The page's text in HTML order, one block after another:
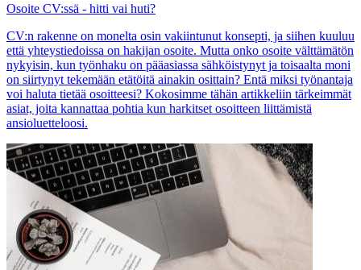
Osoite CV:ssä - hitti vai huti?
CV:n rakenne on monelta osin vakiintunut konsepti, ja siihen kuuluu
että yhteystiedoissa on hakijan osoite. Mutta onko osoite välttämätön
nykyisin, kun työnhaku on pääasiassa sähköistynyt ja toisaalta moni
on siirtynyt tekemään etätöitä ainakin osittain? Entä miksi työnantaja
voi haluta tietää osoitteesi? Kokosimme tähän artikkeliin tärkeimmät
asiat, joita kannattaa pohtia kun harkitset osoitteen liittämistä
ansioluetteloosi.